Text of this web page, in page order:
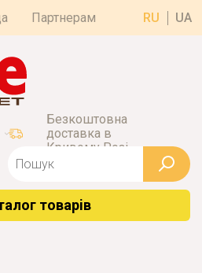
Партнерам RU UA
Безкоштовна
доставка в
Кривому Розі
товарiв